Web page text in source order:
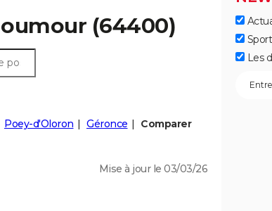
(64400)
Poey-d'Oloron Géronce
Comparer
Mise à jour le 03/03/26
Sport
Les